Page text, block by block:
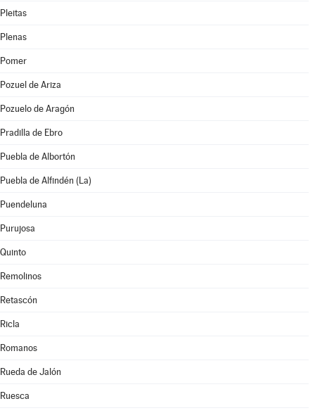
Pleitas
Plenas
Pomer
Pozuel de Ariza
Pozuelo de Aragón
Pradilla de Ebro
Puebla de Albortón
Puebla de Alfindén (La)
Puendeluna
Purujosa
Quinto
Remolinos
Retascón
Ricla
Romanos
Rueda de Jalón
Ruesca